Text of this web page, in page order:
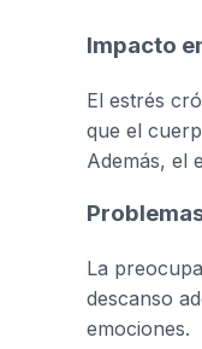
Impacto
El estrés
que el
Además, el
La
descanso
emociones.